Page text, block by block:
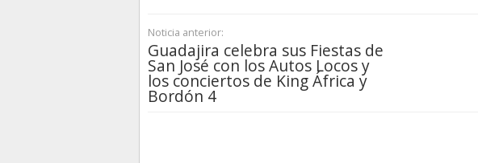
Noticia anterior:
Guadajira celebra sus Fiestas de
San José con los Autos Locos y
los conciertos de King África y
Bordón 4